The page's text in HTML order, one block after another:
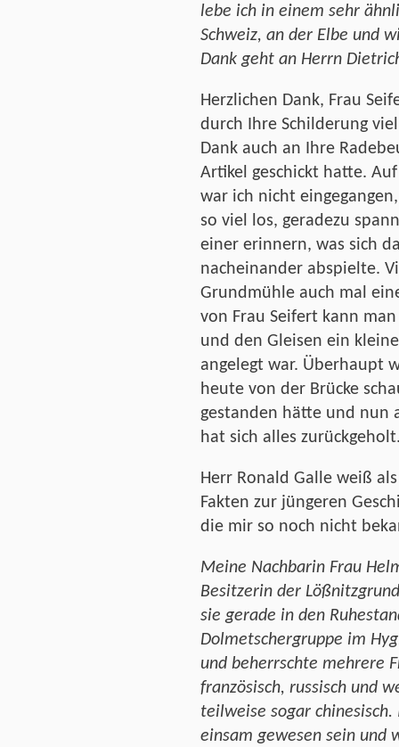
lebe ich in einem sehr
Schweiz, an der Elbe und
Dank geht an Herrn
Herzlichen Dank, Frau
durch Ihre Schilderung
Dank auch an Ihre
Artikel geschickt hatte.
war ich nicht
so viel los, geradezu
einer erinnern, was sich
nacheinander abspielte.
Grundmühle auch mal
von Frau Seifert kann
und den Gleisen ein
angelegt war. Überhaupt
heute von der Brücke
gestanden hätte und nun
hat sich alles
Herr Ronald Galle weiß
Fakten zur jüngeren
die mir so noch nicht
Meine Nachbarin Frau
Besitzerin der
sie gerade in den
Dolmetschergruppe im
und beherrschte mehrere
französisch, russisch und
teilweise sogar chinesisch.
einsam gewesen sein und